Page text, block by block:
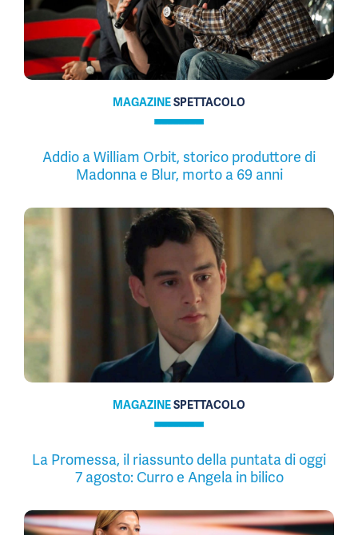
MAGAZINESPETTACOLO
Addio a William Orbit, storico produttore di
Madonna e Blur, morto a 69 anni
MAGAZINESPETTACOLO
La Promessa, il riassunto della puntata di oggi
7 agosto: Curro e Angela in bilico